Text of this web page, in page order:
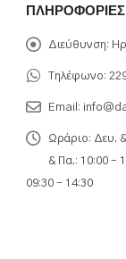
ΠΛΗΡΟΦΟΡΊΕΣ
Διεύθυνση:
Τηλέφωνο:
Email:
Ωράριο: Δευ.
& Πα.: 10:00 –
09:30 – 14:30